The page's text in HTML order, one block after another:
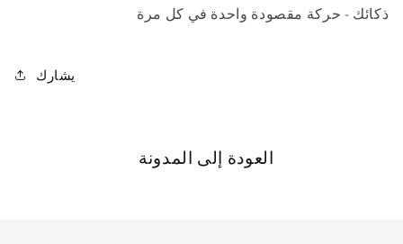
ذكائك - حركة مقصودة واحدة في كل مرة
يشارك
العودة إلى المدونة